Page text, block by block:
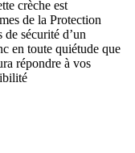
crèche est
de la Protection
sécurité d’un
en toute quiétude que
répondre à vos